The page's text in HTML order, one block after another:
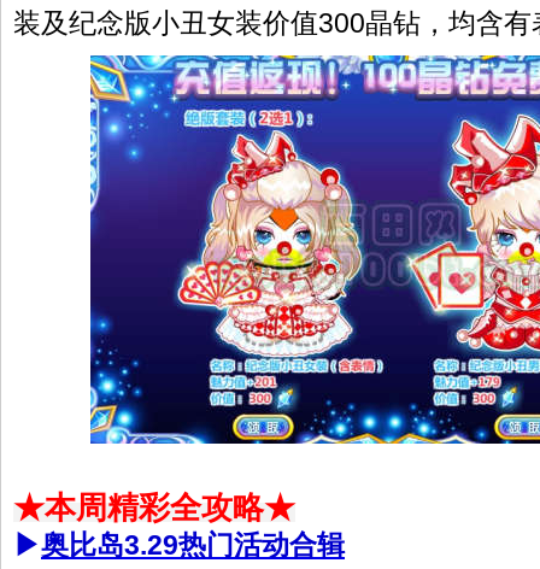
装及纪念版小丑女装价值300晶钻，均含有
★本周精彩全攻略★
▶奥比岛3.29热门活动合辑